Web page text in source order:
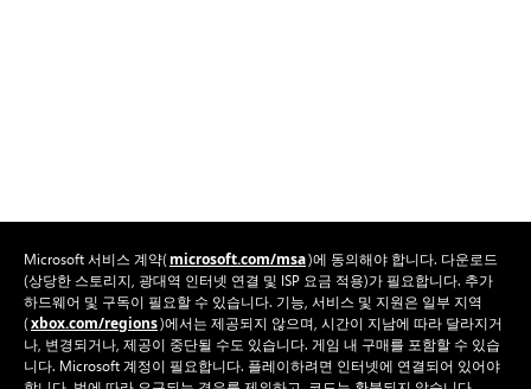
Microsoft 서비스 계약( microsoft.com/msa)에 동의해야 합니다. 다운로드
(상당한 스토리지, 광대역 인터넷 연결 및 ISP 요금 적용)가 필요합니다. 추가
하드웨어 및 구독이 필요할 수 있습니다. 기능, 서비스 및 지원은 일부 지역
(xbox.com/regions)에서는 제공되지 않으며, 시간이 지남에 따라 달라지거
나, 변경되거나, 제공이 중단될 수도 있습니다. 게임 내 구매를 포함할 수 있습
니다. Microsoft 계정이 필요합니다. 플레이하려면 인터넷에 연결되어 있어야